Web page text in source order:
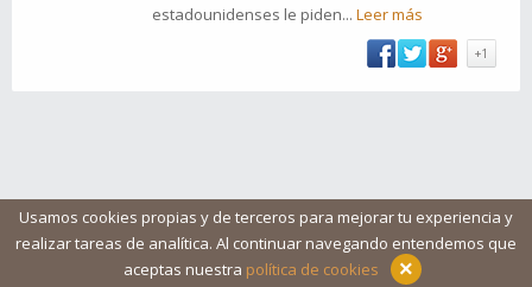
Usamos cookies propias y de terceros para mejorar tu experiencia y
realizar tareas de analítica. Al continuar navegando entendemos que
aceptas nuestra política de cookies ×
estadounidenses le piden... Leer más
+1
Aviso legal